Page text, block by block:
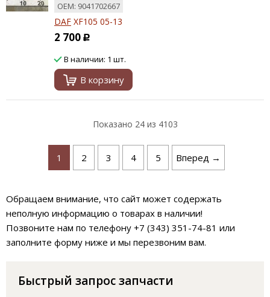
ОЕМ: 9041702667
DAF XF105 05-13
2 700 Р
В наличии: 1 шт.
В корзину
Показано 24из 4103
1 2 3 4 5 Вперед →
Обращаем внимание, что сайт может содержать
неполную информацию о товарах в наличии!
Позвоните нам по телефону +7 (343) 351-74-81 или
заполните форму ниже и мы перезвоним вам.
Быстрый запрос запчасти